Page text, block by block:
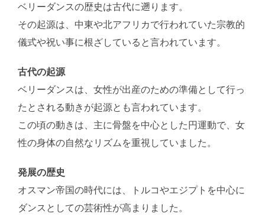
ベリーダンスの歴史は古代に遡ります。
その起源は、中東や北アフリカで行われていた宗教的
儀式や祝い事に根ざしていると言われています。
古代の起源
ベリーダンスは、女性が出産のための準備として行っ
たとされる動きが起源とも言われています。
この頃の動きは、主に骨盤を中心とした円運動で、女
性の身体の自然なリズムを重視していました。
発展の歴史
オスマン帝国の時代には、トルコやエジプトを中心に
ダンスとしての芸術性が高まりました。